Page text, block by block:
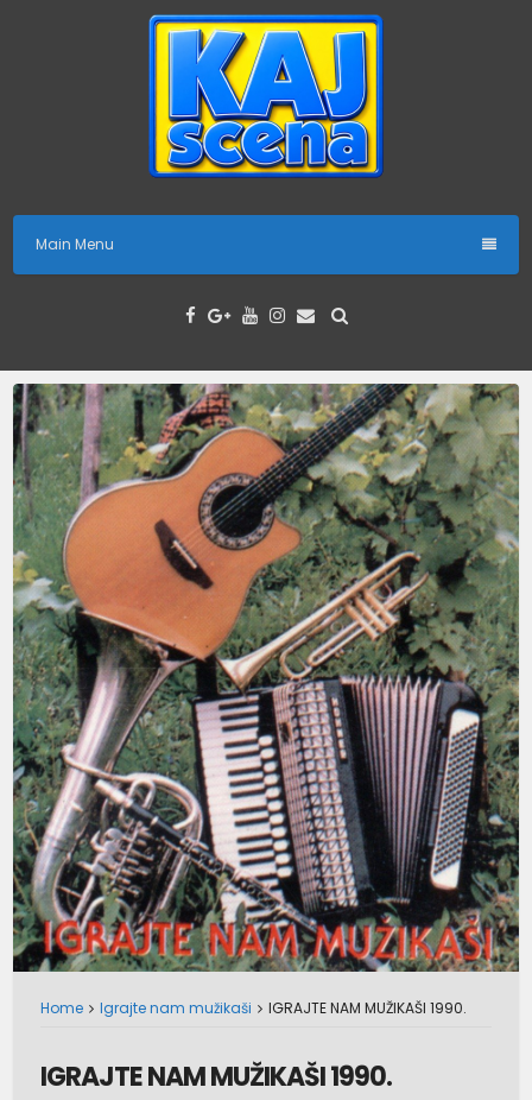
Main Menu
Home Igrajte nam mužikaši IGRAJTE NAM MUŽIKAŠI 1990.
IGRAJTE NAM MUŽIKAŠI 1990.